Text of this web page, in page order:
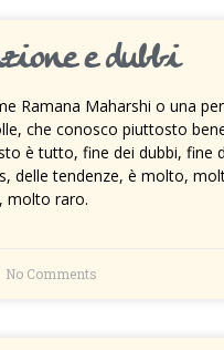
e dubbi
Ramana Maharshi o una
che conosco piuttosto
è tutto, fine dei dubbi, fine
delle tendenze, è molto,
molto raro.
No Comments